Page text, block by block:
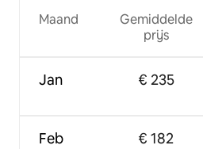
Maand
Jan
Feb
Gemiddelde
prijs
€ 235
€ 182